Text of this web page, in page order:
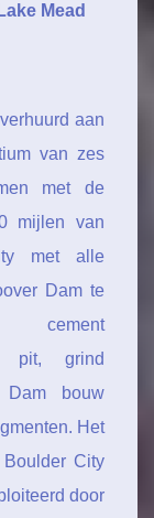
Mead
aan
van zes
met de
mijlen van
met alle
Dam te
cement
pit, grind
Dam bouw
Het
City
door